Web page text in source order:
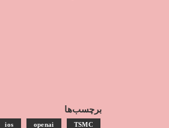
برچسب‌ها
ios openai TSMC